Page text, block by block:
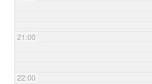
21:00
22:00